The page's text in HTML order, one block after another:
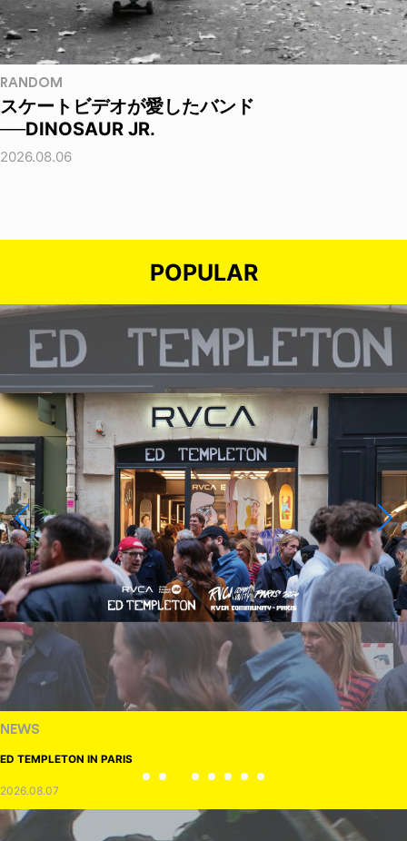
RANDOM
スケートビデオが愛したバンド
──DINOSAUR JR.
2026.08.06
POPULAR
NEWS
ED TEMPLETON IN PARIS
2026.08.07